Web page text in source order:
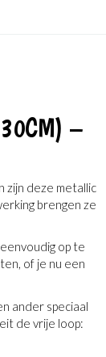
–
zijn deze metallic
brengen ze
op te
of je nu een
ander speciaal
de vrije loop: